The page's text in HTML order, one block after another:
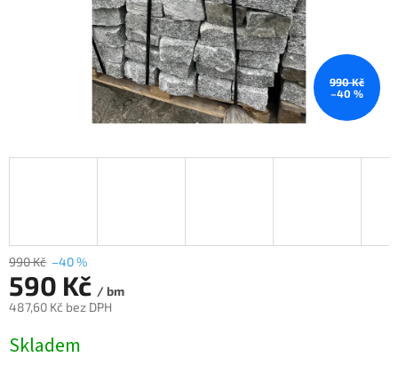
990 Kč
–40 %
990 Kč –40 %
590 Kč / bm
487,60 Kč bez DPH
cena:
Skladem